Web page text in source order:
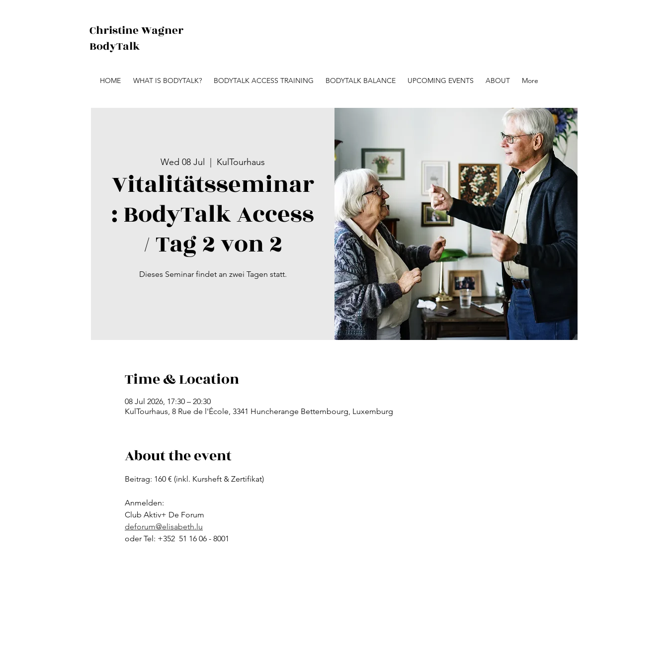
Wed 08 Jul
  |
KulTourhaus
Vitalitätsseminar
: BodyTalk Access
/ Tag 2 von 2
Dieses Seminar findet an zwei Tagen statt.
Time & Location
08 Jul 2026, 17:30 – 20:30
KulTourhaus, 8 Rue de l'École, 3341 Huncherange Bettembourg, Luxemburg
About the event
Beitrag: 160 € (inkl. Kursheft & Zertifikat)
Anmelden:
Club Aktiv+ De Forum
deforum@elisabeth.lu
oder Tel: +352  51 16 06 - 8001
Christine Wagner
BodyTalk
HOME WHAT IS BODYTALK? BODYTALK ACCESS TRAINING BODYTALK BALANCE UPCOMING EVENTS ABOUT More